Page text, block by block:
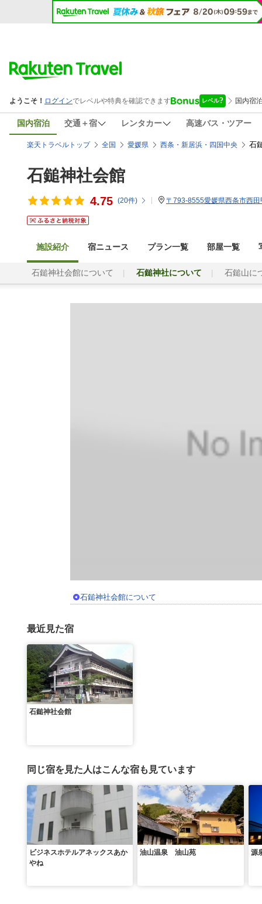
国内宿泊 交通＋宿 レンタカー 高速バス・ツアー
楽天トラベルトップ 全国 愛媛県 西条・新居浜・四国中央 石
石鎚神社会館
4.75 (20件) 〒793-8555愛媛県西条市西
施設紹介 宿ニュース プラン一覧 部屋一覧
石鎚神社会館について 石鎚神社について 石鎚山に
石鎚神社会館について
最近見た宿
石鎚神社会館
同じ宿を見た人はこんな宿も見ています
ビジネスホテルアネックスあか
やね
油山温泉 油山苑 源